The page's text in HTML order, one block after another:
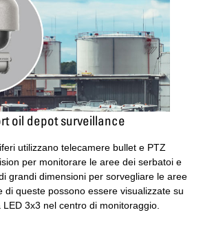
oil depot surveillance
utilizzano telecamere bullet e PTZ
per monitorare le aree dei serbatoi e
grandi dimensioni per sorvegliare le aree
di queste possono essere visualizzate su
3x3 nel centro di monitoraggio.